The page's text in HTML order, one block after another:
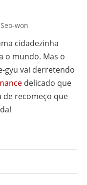
won
cidadezinha
o mundo. Mas o
gyu vai derretendo
delicado que
de recomeço que